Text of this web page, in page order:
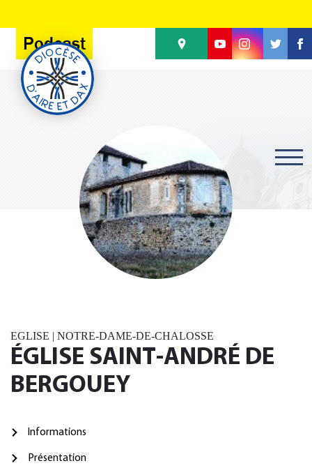
Podcast
EGLISE | NOTRE-DAME-DE-CHALOSSE
ÉGLISE SAINT-ANDRÉ DE
BERGOUEY
Informations
Présentation